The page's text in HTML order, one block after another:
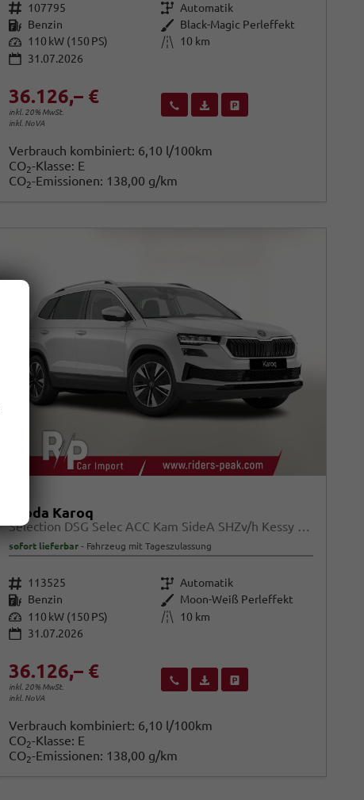
Fahrzeugnr. 107795 Getriebe Automatik
Kraftstoff Benzin Außenfarbe Black-Magic Perleffekt
Leistung 110 kW (150 PS) Kilometerstand
10 km
31.07.2026
36.126,– €
inkl. 20% MwSt.
inkl. NoVA
Wir rufen Sie anFahrzeugexposé (PDF)
Fahrzeug parken
Verbrauch kombiniert: 6,10 l/100km
CO2-Klasse: E
CO2-Emissionen: 138,00 g/km
Skoda Karoq
Selection DSG Selec ACC Kam SideA SHZv/h Kessy SunS
sofort lieferbar Fahrzeug mit Tageszulassung
Fahrzeugnr. 113525 Getriebe Automatik
Kraftstoff Benzin Außenfarbe Moon-Weiß Perleffekt
Leistung 110 kW (150 PS) Kilometerstand
10 km
31.07.2026
36.126,– €
inkl. 20% MwSt.
inkl. NoVA
Wir rufen Sie anFahrzeugexposé (PDF)
Fahrzeug parken
Verbrauch kombiniert: 6,10 l/100km
CO2-Klasse: E
CO2-Emissionen: 138,00 g/km